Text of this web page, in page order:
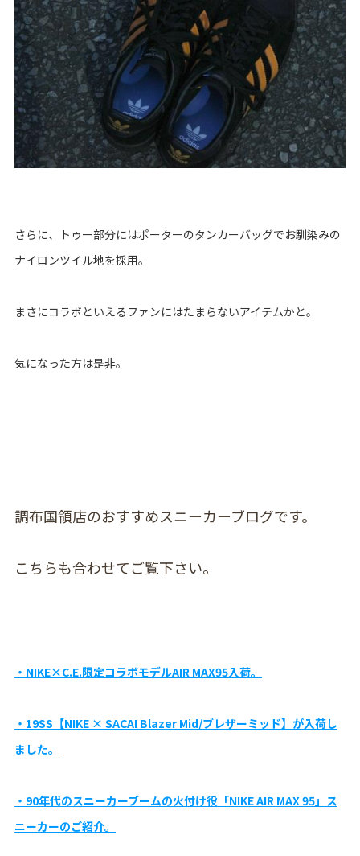
さらに、トゥー部分にはポーターのタンカーバッグでお馴染みの
ナイロンツイル地を採用。
まさにコラボといえるファンにはたまらないアイテムかと。
気になった方は是非。
調布国領店のおすすめスニーカーブログです。
こちらも合わせてご覧下さい。
・NIKE×C.E.限定コラボモデルAIR MAX95入荷。
・19SS【NIKE × SACAI Blazer Mid/ブレザーミッド】が入荷し
ました。
・90年代のスニーカーブームの火付け役「NIKE AIR MAX 95」ス
ニーカーのご紹介。